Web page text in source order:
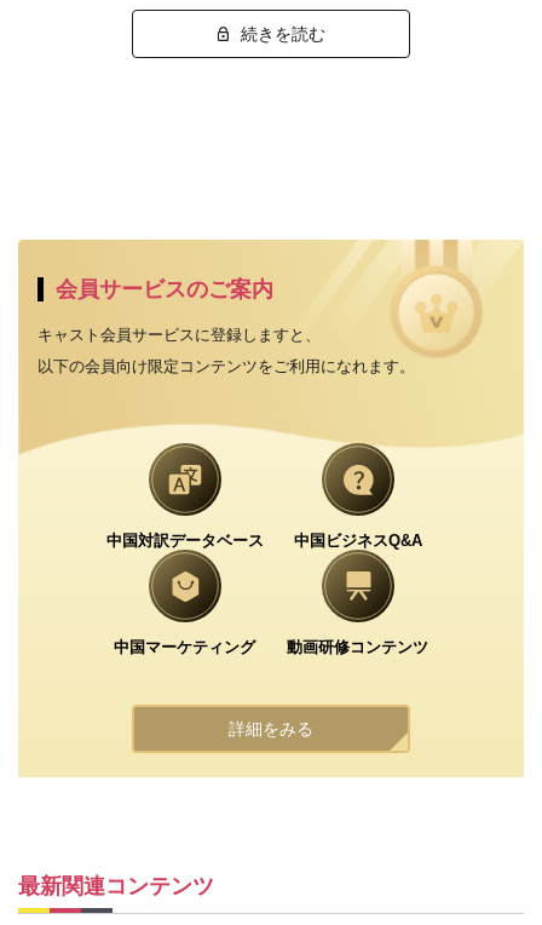
続きを読む
会員サービスのご案内
キャスト会員サービスに登録しますと、
以下の会員向け限定コンテンツをご利用になれます。
中国対訳データベース 中国ビジネスQ&A
中国マーケティング 動画研修コンテンツ
詳細をみる
最新関連コンテンツ